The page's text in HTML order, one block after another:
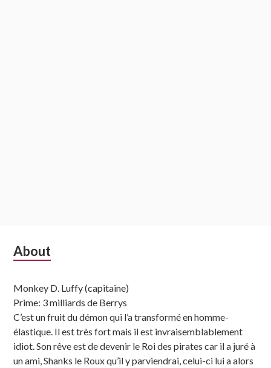
Subsidiary
About
Monkey D. Luffy (capitaine)
Prime: 3 milliards de Berrys
C’est un fruit du démon qui l’a transformé en homme-
élastique. Il est très fort mais il est invraisemblablement
idiot. Son rêve est de devenir le Roi des pirates car il a juré à
un ami, Shanks le Roux qu’il y parviendrai, celui-ci lui a alors